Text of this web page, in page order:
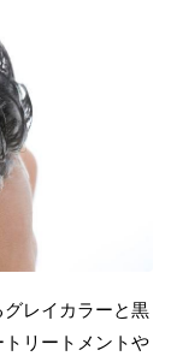
レイカラーと黒
リートメントや